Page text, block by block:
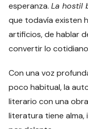
esperanza.La hostil
que todavía existen
artificios, de hablar
convertir lo
Con una voz
poco habitual, la
literario con una
literatura tiene